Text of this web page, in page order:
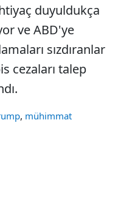
duyuldukça
ve ABD'ye
sızdıranlar
cezaları talep
, mühimmat